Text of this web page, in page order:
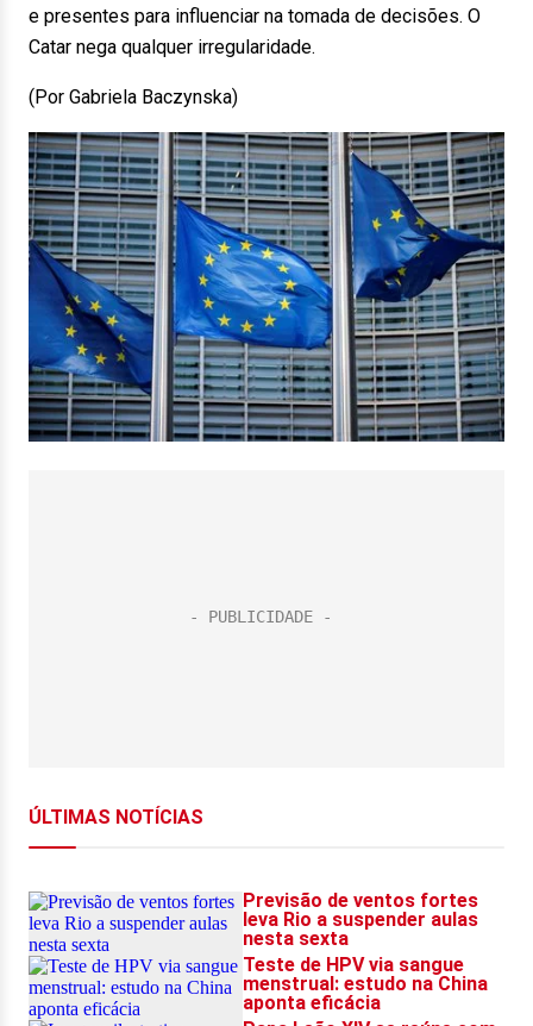
e presentes para influenciar na tomada de decisões. O
Catar nega qualquer irregularidade.
(Por Gabriela Baczynska)